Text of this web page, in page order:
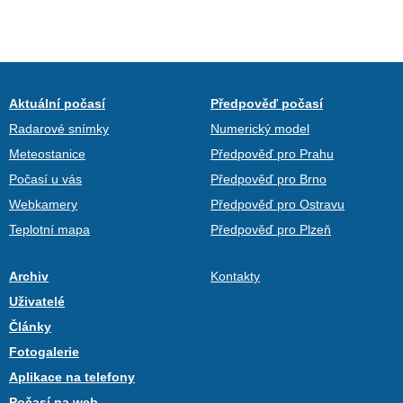
Aktuální počasí
Radarové snímky
Meteostanice
Počasí u vás
Webkamery
Teplotní mapa
Předpověď počasí
Numerický model
Předpověď pro Prahu
Předpověď pro Brno
Předpověď pro Ostravu
Předpověď pro Plzeň
Archiv
Uživatelé
Články
Fotogalerie
Aplikace na telefony
Kontakty